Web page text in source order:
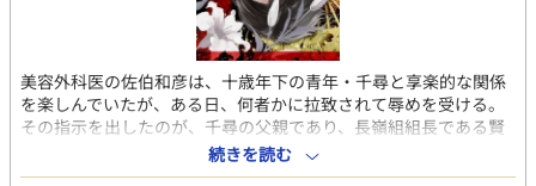
美容外科医の佐伯和彦は、十歳年下の青年・千尋と享楽的な関係
を楽しんでいたが、ある日、何者かに拉致されて辱めを受ける。
その指示を出したのが、千尋の父親であり、長嶺組組長である賢
吾だった。 このことをきっかけに、裏の世界へと引きずり込まれ
た和彦は、長嶺父子の〈オンナ〉として扱われながらも、さまざ
続きを読む